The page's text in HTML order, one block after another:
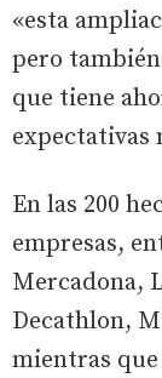
«esta
pero
que tiene
expectativas
En las 200
empresas,
Mercadona,
Decathlon,
mientras